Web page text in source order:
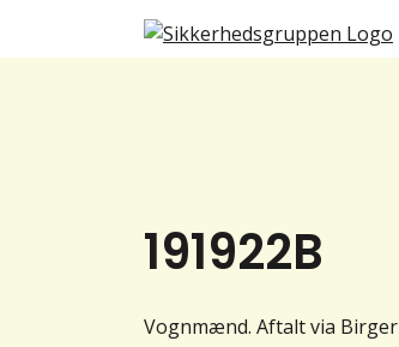
191922B
Vognmænd. Aftalt via Birger